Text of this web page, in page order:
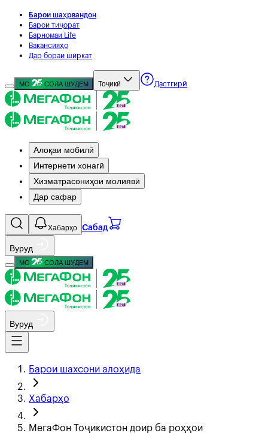
Барои шаҳрвандон
Барои тиҷорат
Барномаи Life
Вакансияҳо
Дар бораи ширкат
МО СОЛА ШУДЕМ Тоҷикӣ Дастгирӣ
Алоқаи мобилӣ
Интернети хонагӣ
Хизматрасониҳои молиявӣ
Дар сафар
Хабарҳо Сабад
Вуруд
МО СОЛА ШУДЕМ
Вуруд
Барои шахсони алоҳида
Хабарҳо
МегаФон Тоҷикистон доир ба роҳҳои